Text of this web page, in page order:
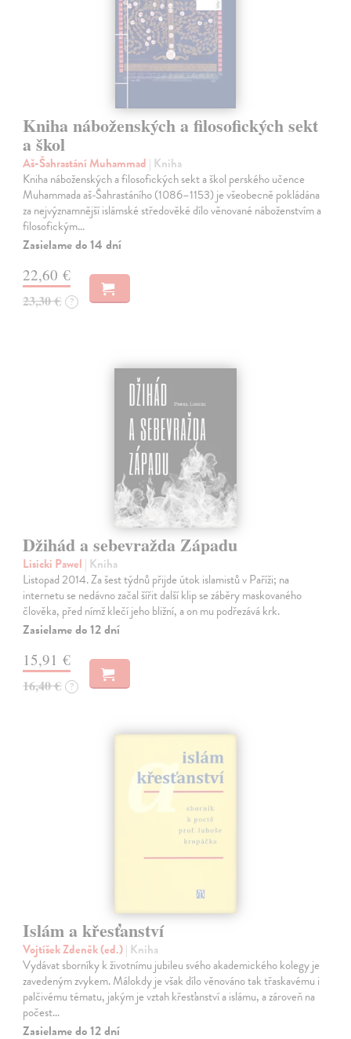
Kniha náboženských a filosofických sekt
a škol
Aš-Šahrastání Muhammad | Kniha
Kniha náboženských a filosofických sekt a škol perského učence
Muhammada aš-Šahrastáního (1086–1153) je všeobecně pokládána
za nejvýznamnější islámské středověké dílo věnované náboženstvím a
filosofickým…
Zasielame do 14 dní
22,60 €
23,30 € ?
Džihád a sebevražda Západu
Lisicki Pawel | Kniha
Listopad 2014. Za šest týdnů přijde útok islamistů v Paříži; na
internetu se nedávno začal šířit další klip se záběry maskovaného
člověka, před nímž klečí jeho bližní, a on mu podřezává krk.
Zasielame do 12 dní
15,91 €
16,40 € ?
Islám a křesťanství
Vojtíšek Zdeněk (ed.)| Kniha
Vydávat sborníky k životnímu jubileu svého akademického kolegy je
zavedeným zvykem. Málokdy je však dílo věnováno tak třaskavému i
palčivému tématu, jakým je vztah křesťanství a islámu, a zároveň na
počest…
Zasielame do 12 dní